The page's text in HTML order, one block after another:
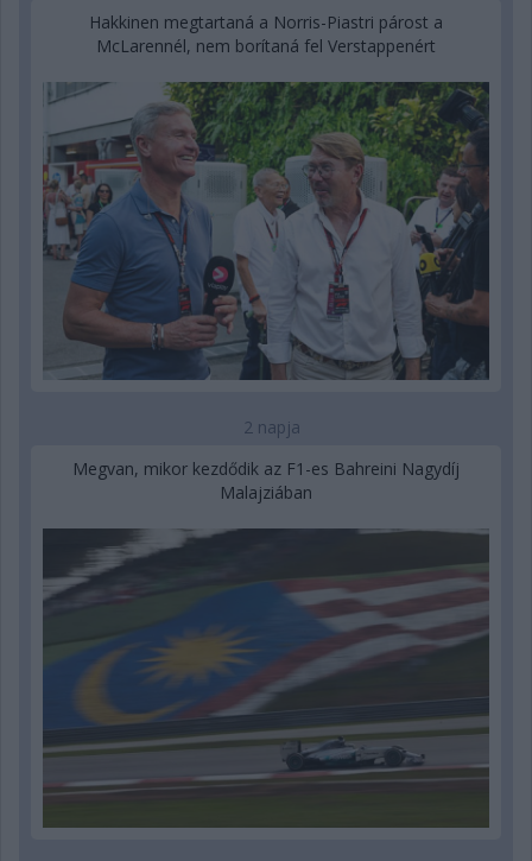
Hakkinen megtartaná a Norris-Piastri párost a
McLarennél, nem borítaná fel Verstappenért
2 napja
Megvan, mikor kezdődik az F1-es Bahreini Nagydíj
Malajziában